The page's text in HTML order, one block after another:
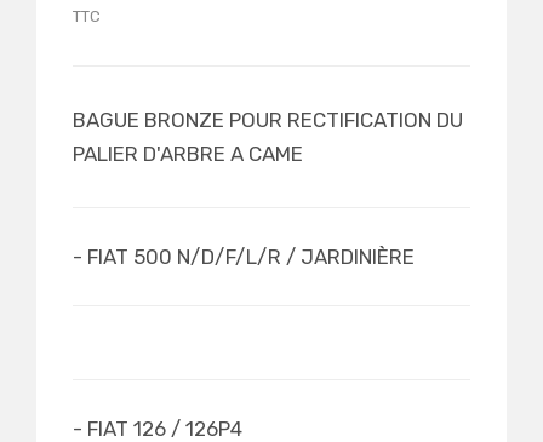
TTC
BAGUE BRONZE POUR RECTIFICATION DU
PALIER D'ARBRE A CAME
- FIAT 500 N/D/F/L/R / JARDINIÈRE
- FIAT 126 / 126P4